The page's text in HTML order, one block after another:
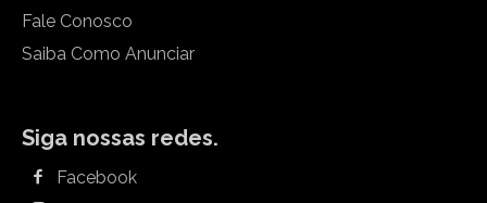
Fale Conosco
Saiba Como Anunciar
Siga nossas redes.
Facebook